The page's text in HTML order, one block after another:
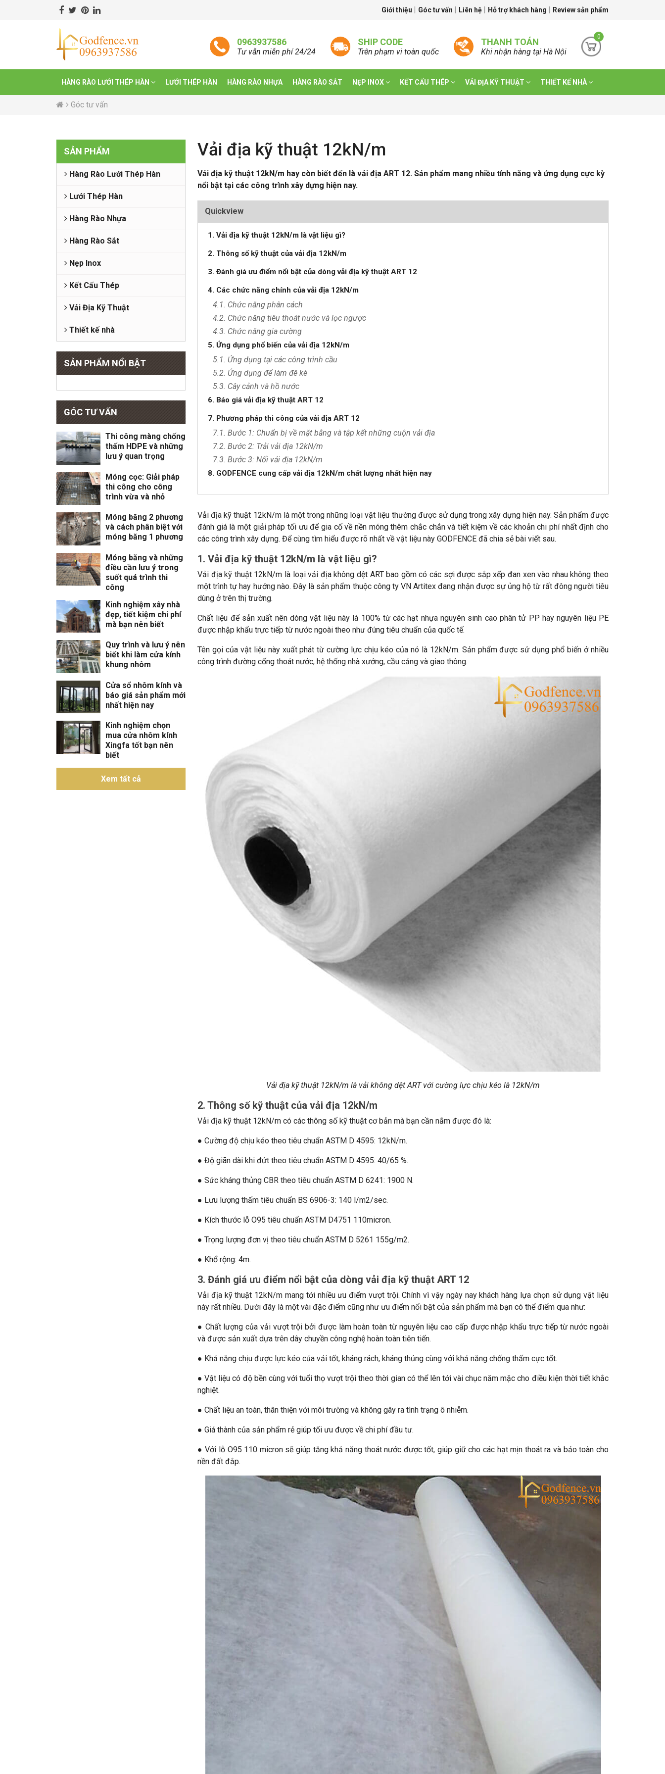
Giới thiệu | Góc tư vấn | Liên hệ | Hỗ trợ khách hàng | Review sản phẩm
0963937586
Tư vẫn miễn phí 24/24
SHIP CODE
Trên phạm vi toàn quốc
THANH TOÁN
Khi nhận hàng tại Hà Nội
0
HÀNG RÀO LƯỚI THÉP HÀN LƯỚI THÉP HÀN HÀNG RÀO NHỰA HÀNG RÀO SẮT NẸP INOX KẾT CẤU THÉP VẢI ĐỊA KỸ THUẬT THIẾT KẾ NHÀ
Góc tư vấn
SẢN PHẨM
Hàng Rào Lưới Thép Hàn
Lưới Thép Hàn
Hàng Rào Nhựa
Hàng Rào Sắt
Nẹp Inox
Kết Cấu Thép
Vải Địa Kỹ Thuật
Thiết kế nhà
SẢN PHẨM NỔI BẬT
GÓC TƯ VẤN
Thi công màng chống
thấm HDPE và những
lưu ý quan trọng
Móng cọc: Giải pháp
thi công cho công
trình vừa và nhỏ
Móng băng 2 phương
và cách phân biệt với
móng băng 1 phương
Móng băng và những
điều cần lưu ý trong
suốt quá trình thi
công
Kinh nghiệm xây nhà
đẹp, tiết kiệm chi phí
mà bạn nên biết
Quy trình và lưu ý nên
biết khi làm cửa kính
khung nhôm
Cửa sổ nhôm kính và
báo giá sản phẩm mới
nhất hiện nay
Kinh nghiệm chọn
mua cửa nhôm kính
Xingfa tốt bạn nên
biết
Xem tất cả
Vải địa kỹ thuật 12kN/m
Vải địa kỹ thuật 12kN/m hay còn biết đến là vải địa ART 12. Sản phẩm mang nhiều tính năng và ứng dụng cực kỳ
nổi bật tại các công trình xây dựng hiện nay.
Quickview
1. Vải địa kỹ thuật 12kN/m là vật liệu gì?
2. Thông số kỹ thuật của vải địa 12kN/m
3. Đánh giá ưu điểm nổi bật của dòng vải địa kỹ thuật ART 12
4. Các chức năng chính của vải địa 12kN/m
4.1. Chức năng phân cách
4.2. Chức năng tiêu thoát nước và lọc ngược
4.3. Chức năng gia cường
5. Ứng dụng phổ biến của vải địa 12kN/m
5.1. Ứng dụng tại các công trình cầu
5.2. Ứng dụng để làm đê kè
5.3. Cây cảnh và hồ nước
6. Báo giá vải địa kỹ thuật ART 12
7. Phương pháp thi công của vải địa ART 12
7.1. Bước 1: Chuẩn bị về mặt bằng và tập kết những cuộn vải địa
7.2. Bước 2: Trải vải địa 12kN/m
7.3. Bước 3: Nối vải địa 12kN/m
8. GODFENCE cung cấp vải địa 12kN/m chất lượng nhất hiện nay
Vải địa kỹ thuật 12kN/m là một trong những loại vật liệu thường được sử dụng trong xây dựng hiện nay. Sản phẩm được
đánh giá là một giải pháp tối ưu để gia cố về nền móng thêm chắc chắn và tiết kiệm về các khoản chi phí nhất định cho
các công trình xây dựng. Để cùng tìm hiểu được rõ nhất về vật liệu này GODFENCE đã chia sẻ bài viết sau.
1. Vải địa kỹ thuật 12kN/m là vật liệu gì?
Vải địa kỹ thuật 12kN/m là loại vải địa không dệt ART bao gồm có các sợi được sắp xếp đan xen vào nhau không theo
một trình tự hay hướng nào. Đây là sản phẩm thuộc công ty VN Artitex đang nhận được sự ủng hộ từ rất đông người tiêu
dùng ở trên thị trường.
Chất liệu để sản xuất nên dòng vật liệu này là 100% từ các hạt nhựa nguyên sinh cao phân tử PP hay nguyên liệu PE
được nhập khẩu trực tiếp từ nước ngoài theo như đúng tiêu chuẩn của quốc tế.
Tên gọi của vật liệu này xuất phát từ cường lực chịu kéo của nó là 12kN/m. Sản phẩm được sử dụng phổ biến ở nhiều
công trình đường cống thoát nước, hệ thống nhà xưởng, cầu cảng và giao thông.
Vải địa kỹ thuật 12kN/m là vải không dệt ART với cường lực chịu kéo là 12kN/m
2. Thông số kỹ thuật của vải địa 12kN/m
Vải địa kỹ thuật 12kN/m có các thông số kỹ thuật cơ bản mà bạn cần nắm được đó là:
● Cường độ chịu kéo theo tiêu chuẩn ASTM D 4595: 12kN/m.
● Độ giãn dài khi đứt theo tiêu chuẩn ASTM D 4595: 40/65 %.
● Sức kháng thủng CBR theo tiêu chuẩn ASTM D 6241: 1900 N.
● Lưu lượng thấm tiêu chuẩn BS 6906-3: 140 l/m2/sec.
● Kích thước lỗ O95 tiêu chuẩn ASTM D4751 110micron.
● Trọng lượng đơn vị theo tiêu chuẩn ASTM D 5261 155g/m2.
● Khổ rộng: 4m.
3. Đánh giá ưu điểm nổi bật của dòng vải địa kỹ thuật ART 12
Vải địa kỹ thuật 12kN/m mang tới nhiều ưu điểm vượt trội. Chính vì vậy ngày nay khách hàng lựa chọn sử dụng vật liệu
này rất nhiều. Dưới đây là một vài đặc điểm cũng như ưu điểm nổi bật của sản phẩm mà bạn có thể điểm qua như:
● Chất lượng của vải vượt trội bởi được làm hoàn toàn từ nguyên liệu cao cấp được nhập khẩu trực tiếp từ nước ngoài
và được sản xuất dựa trên dây chuyền công nghệ hoàn toàn tiên tiến.
● Khả năng chịu được lực kéo của vải tốt, kháng rách, kháng thủng cùng với khả năng chống thấm cực tốt.
● Vật liệu có độ bền cùng với tuổi thọ vượt trội theo thời gian có thể lên tới vài chục năm mặc cho điều kiện thời tiết khắc
nghiệt.
● Chất liệu an toàn, thân thiện với môi trường và không gây ra tình trạng ô nhiễm.
● Giá thành của sản phẩm rẻ giúp tối ưu được về chi phí đầu tư.
● Với lỗ O95 110 micron sẽ giúp tăng khả năng thoát nước được tốt, giúp giữ cho các hạt mịn thoát ra và bảo toàn cho
nền đất đắp.